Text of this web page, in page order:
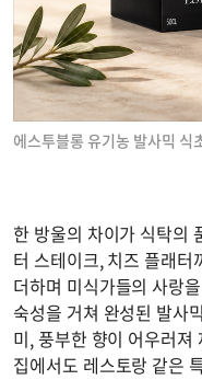
에스투블롱 유기농 발사믹 식
한 방울의 차이가 식탁의
터 스테이크, 치즈 플래
더하며 미식가들의 사랑
숙성을 거쳐 완성된 발사
미, 풍부한 향이 어우러져
집에서도 레스토랑 같은